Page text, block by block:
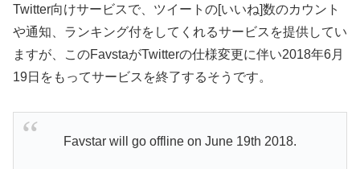
Twitter向けサービスで、ツイートの[いいね]数のカウント
や通知、ランキング付をしてくれるサービスを提供してい
ますが、このFavstaがTwitterの仕様変更に伴い2018年6月
19日をもってサービスを終了するそうです。
Favstar will go offline on June 19th 2018.